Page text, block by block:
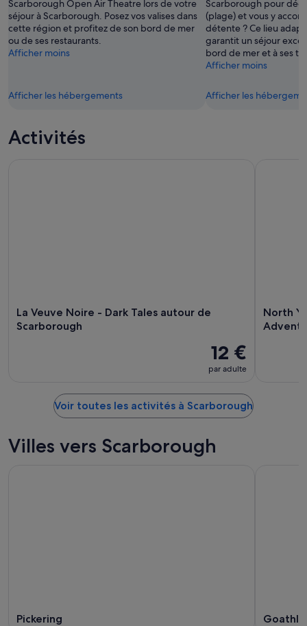
Scarborough Open Air Theatre lors de votre
séjour à Scarborough. Posez vos valises dans
cette région et profitez de son bord de mer
ou de ses restaurants.
Afficher moins
Afficher les hébergements
Scarborough pour
(plage) et vous y
détente ? Ce lieu
garantit un séjour
bord de mer et à ses
Afficher moins
Afficher les
Activités
La Veuve Noire - Dark Tales autour de
Scarborough
12 €
par adulte
North
Voir toutes les activités à Scarborough
Villes vers Scarborough
Pickering